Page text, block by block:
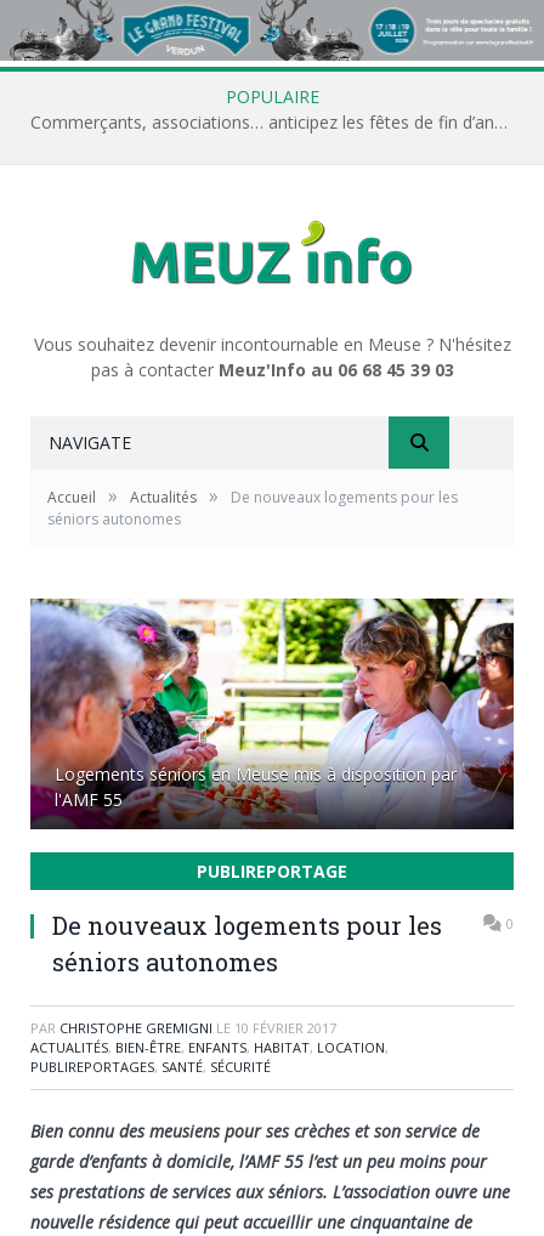
POPULAIRE
Commerçants, associations… anticipez les fêtes de fin d’année avec Meuz’Info
Vous souhaitez devenir incontournable en Meuse ? N'hésitez
pas à contacter Meuz'Info au 06 68 45 39 03
NAVIGATE
Accueil » Actualités »
De nouveaux logements pour les
séniors autonomes
Logements séniors en Meuse mis à disposition par
l'AMF 55
PUBLIREPORTAGE
De nouveaux logements pour les
séniors autonomes
0
PAR CHRISTOPHE GREMIGNI LE 10 FÉVRIER 2017
ACTUALITÉS, BIEN-ÊTRE, ENFANTS, HABITAT, LOCATION,
PUBLIREPORTAGES, SANTÉ, SÉCURITÉ
Bien connu des meusiens pour ses crèches et son service de
garde d’enfants à domicile, l’AMF 55 l’est un peu moins pour
ses prestations de services aux séniors. L’association ouvre une
nouvelle résidence qui peut accueillir une cinquantaine de